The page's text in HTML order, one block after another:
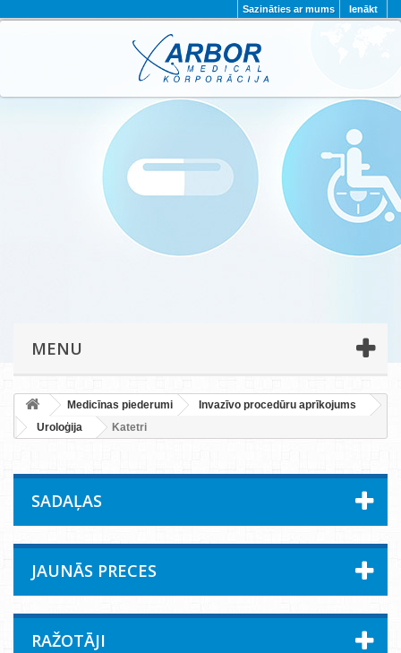
Ienākt
Sazināties ar mums
PAR MUMS PROJEKTI
KONTAKTI
PRIVĀTUMA POLITIKA
MENU
Medicīnas piederumi
Invazīvo procedūru aprīkojums
Uroloģija
Katetri
SADAĻAS
JAUNĀS PRECES
RAŽOTĀJI